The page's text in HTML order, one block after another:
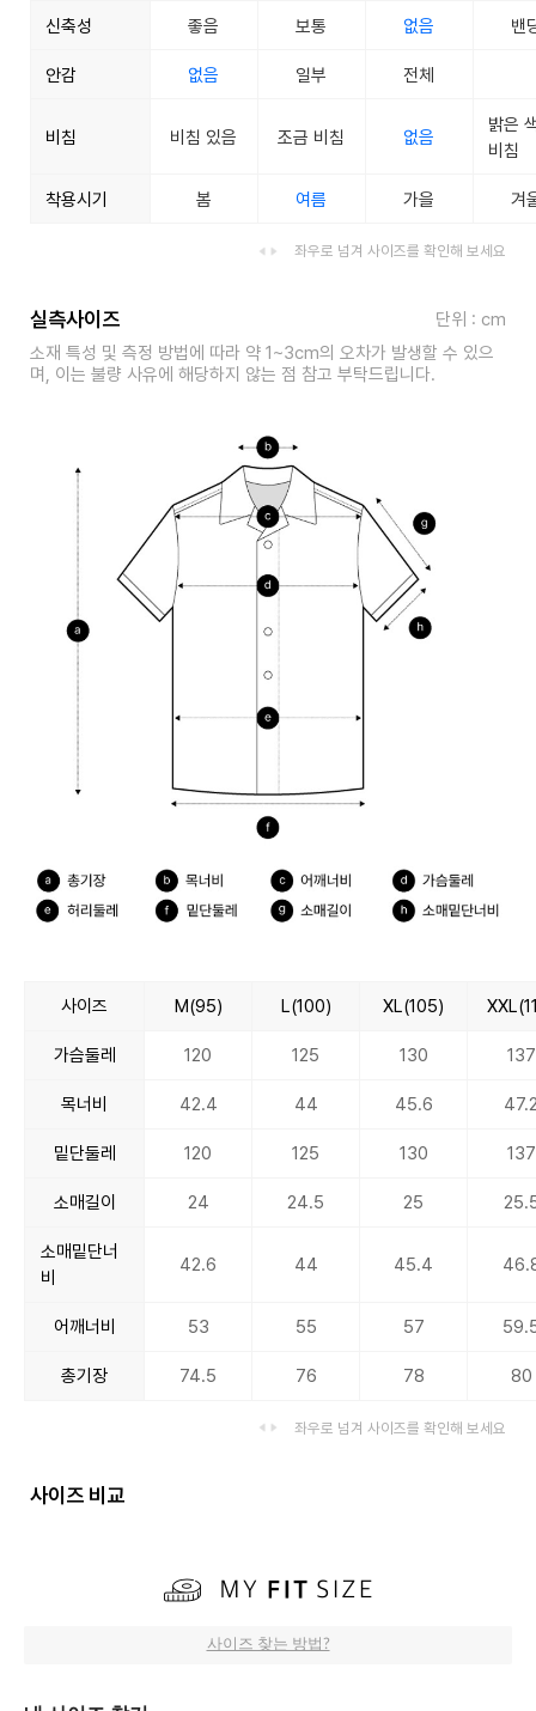
신축성 좋음 보통 없음 밴
안감 없음 일부 전체
비침 비침 있음 조금 비침 없음
밝은
비침
착용시기 봄 여름 가을 겨
좌우로 넘겨 사이즈를 확인해 보세요
실측사이즈
단위 : cm
소재 특성 및 측정 방법에 따라 약 1~3cm의 오차가 발생할 수 있으
며, 이는 불량 사유에 해당하지 않는 점 참고 부탁드립니다.
사이즈 M(95) L(100) XL(105)
가슴둘레 120 125 130 137
목너비 42.4 44 45.6
밑단둘레 120 125 130 137
소매길이 24 24.5 25
소매밑단너
비
42.6 44 45.4
어깨너비 53 55 57
총기장 74.5 76 78 80
좌우로 넘겨 사이즈를 확인해 보세요
사이즈 비교